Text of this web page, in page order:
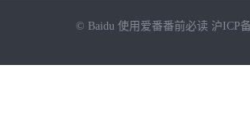
© Baidu 使用爱番番前必读 沪ICP